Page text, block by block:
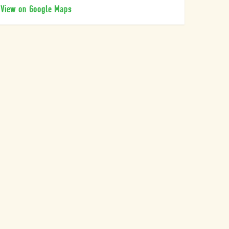
View on Google Maps